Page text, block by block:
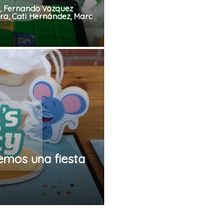
Vázquez
Cati Hernández, Marc
una fiesta